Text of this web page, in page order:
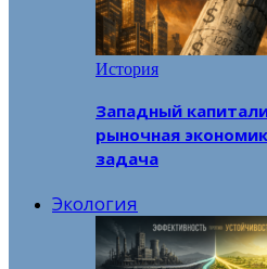
История
Западный
рыночная
задача
Экология